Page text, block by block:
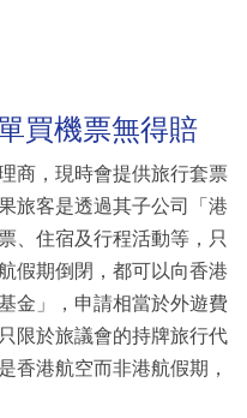
買機票無得賠
商，現時會提供旅行套票
旅客是透過其子公司「港
、住宿及行程活動等，只
假期倒閉，都可以向香港
金」，申請相當於外遊費
限於旅議會的持牌旅行代
香港航空而非港航假期，